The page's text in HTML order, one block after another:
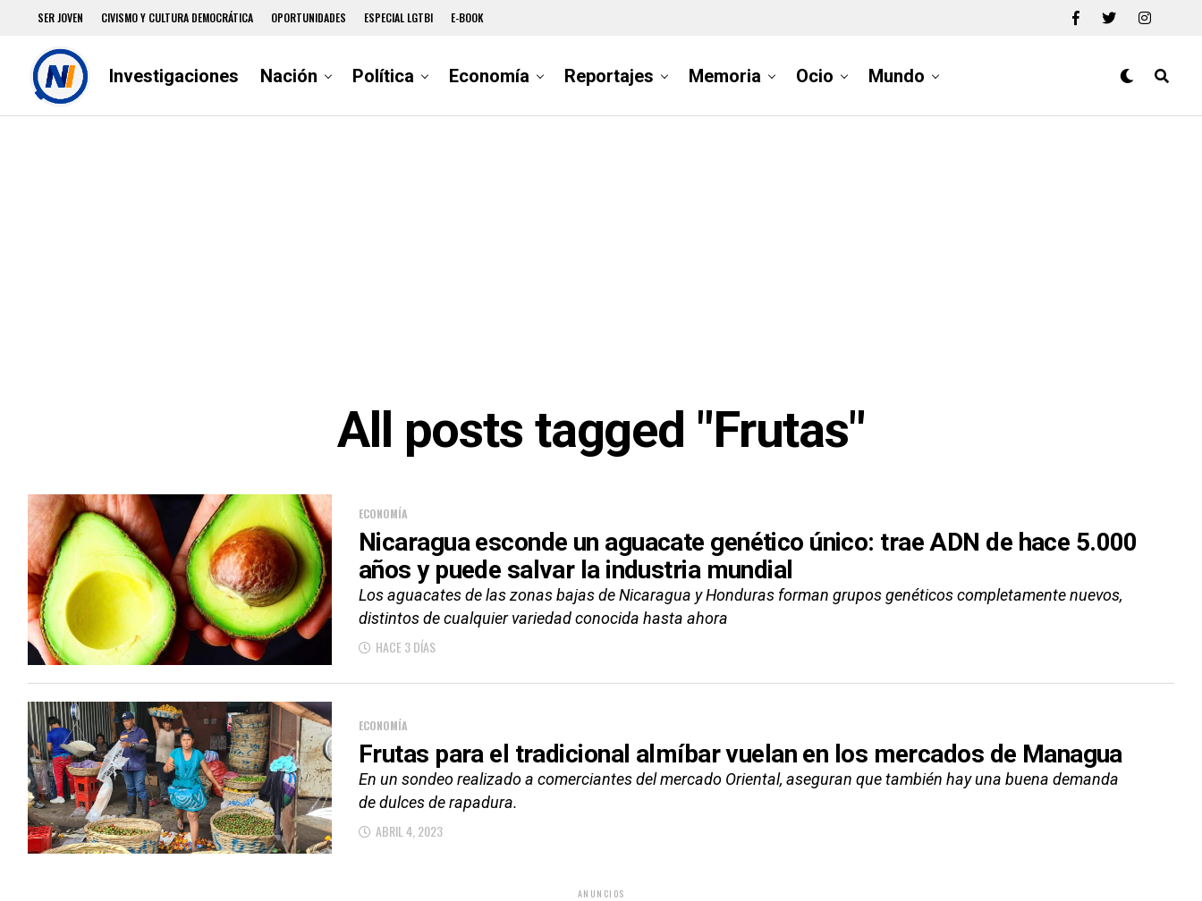
SER JOVEN CIVISMO Y CULTURA DEMOCRÁTICA OPORTUNIDADES ESPECIAL LGTBI E-BOOK
Investigaciones Nación Política Economía Reportajes Memoria Ocio Mundo
All posts tagged "Frutas"
ECONOMÍA
Nicaragua esconde un aguacate genético único: trae ADN de hace 5.000
años y puede salvar la industria mundial
Los aguacates de las zonas bajas de Nicaragua y Honduras forman grupos genéticos completamente nuevos,
distintos de cualquier variedad conocida hasta ahora
HACE 3 DÍAS
ECONOMÍA
Frutas para el tradicional almíbar vuelan en los mercados de Managua
En un sondeo realizado a comerciantes del mercado Oriental, aseguran que también hay una buena demanda
de dulces de rapadura.
ABRIL 4, 2023
ANUNCIOS